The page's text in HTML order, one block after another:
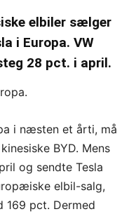
elbiler sælger
i Europa. VW
28 pct. i april.
i næsten et årti, må
BYD. Mens
og sendte Tesla
elbil-salg,
169 pct. Dermed